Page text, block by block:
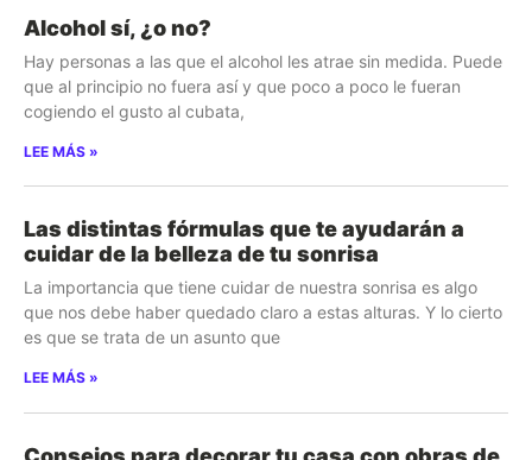
Alcohol sí, ¿o no?
Hay personas a las que el alcohol les atrae sin medida. Puede
que al principio no fuera así y que poco a poco le fueran
cogiendo el gusto al cubata,
LEE MÁS »
Las distintas fórmulas que te ayudarán a
cuidar de la belleza de tu sonrisa
La importancia que tiene cuidar de nuestra sonrisa es algo
que nos debe haber quedado claro a estas alturas. Y lo cierto
es que se trata de un asunto que
LEE MÁS »